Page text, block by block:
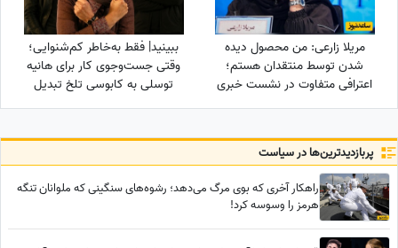
مریلا زارعی: من محصول دیده
شدن توسط منتقدان هستم؛
اعترافی متفاوت در نشست خبری
«موسی کلیم‌الله» + ویدئو
ببینید| فقط به‌خاطر کم‌شنوایی؛
وقتی جست‌وجوی کار برای هانیه
توسلی به کابوسی تلخ تبدیل
می‌شود
پربازدید‌ترین‌ها در سیاست
راهکار آخری که بوی مرگ می‌دهد؛ رشوه‌های سنگینی که ملوانان تنگه
هرمز را وسوسه کرد!